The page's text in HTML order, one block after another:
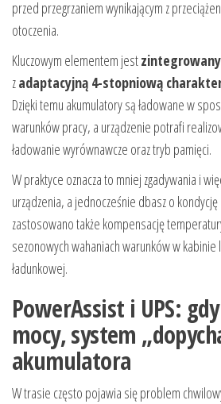
przed przegrzaniem wynikającym z
otoczenia.
Kluczowym elementem jest
zadaptacyjną 4-stopniową
Dzięki temu akumulatory są ładowane w
warunków pracy, a urządzenie potrafi
ładowanie wyrównawcze oraz tryb pamięci.
W praktyce oznacza to mniej zgadywania i
urządzenia, a jednocześnie dbasz o
zastosowano także kompensację
sezonowych wahaniach warunków w
ładunkowej.
PowerAssist i UPS:
mocy, system
akumulatora
W trasie często pojawia się problem